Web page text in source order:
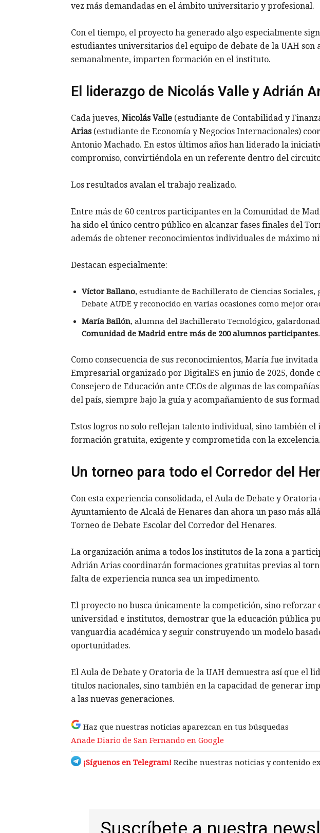
vez más demandadas en el ámbito universitario y profesional.
Con el tiempo, el proyecto ha generado algo especialmente
estudiantes universitarios del equipo de debate de la UAH son
semanalmente, imparten formación en el instituto.
El liderazgo de Nicolás Valle y Adrián
Cada jueves, Nicolás Valle (estudiante de Contabilidad y
Arias(estudiante de Economía y Negocios Internacionales)
Antonio Machado. En estos últimos años han liderado la
compromiso, convirtiéndola en un referente dentro del
Los resultados avalan el trabajo realizado.
Entre más de 60 centros participantes en la Comunidad de
ha sido el único centro público en alcanzar fases finales del
además de obtener reconocimientos individuales de máximo
Destacan especialmente:
Víctor Ballano, estudiante de Bachillerato de Ciencias Sociales,
Debate AUDE y reconocido en varias ocasiones como mejor
María Bailón, alumna del Bachillerato Tecnológico,
Comunidad de Madrid entre más de 200 alumnos participantes.
Como consecuencia de sus reconocimientos, María fue
Empresarial organizado por DigitalES en junio de 2025,
Consejero de Educación ante CEOs de algunas de las
del país, siempre bajo la guía y acompañamiento de sus
Estos logros no solo reflejan talento individual, sino también el
formación gratuita, exigente y comprometida con la excelencia.
Un torneo para todo el Corredor del
Con esta experiencia consolidada, el Aula de Debate y Oratoria
Ayuntamiento de Alcalá de Henares dan ahora un paso más
Torneo de Debate Escolar del Corredor del Henares.
La organización anima a todos los institutos de la zona a
Adrián Arias coordinarán formaciones gratuitas previas al
falta de experiencia nunca sea un impedimento.
El proyecto no busca únicamente la competición, sino reforzar
universidad e institutos, demostrar que la educación pública
vanguardia académica y seguir construyendo un modelo
oportunidades.
El Aula de Debate y Oratoria de la UAH demuestra así que el
títulos nacionales, sino también en la capacidad de generar
a las nuevas generaciones.
Haz que nuestras noticias aparezcan en tus búsquedas
Añade Diario de San Fernando en Google
¡Síguenos en Telegram! Recibe nuestras noticias y contenido